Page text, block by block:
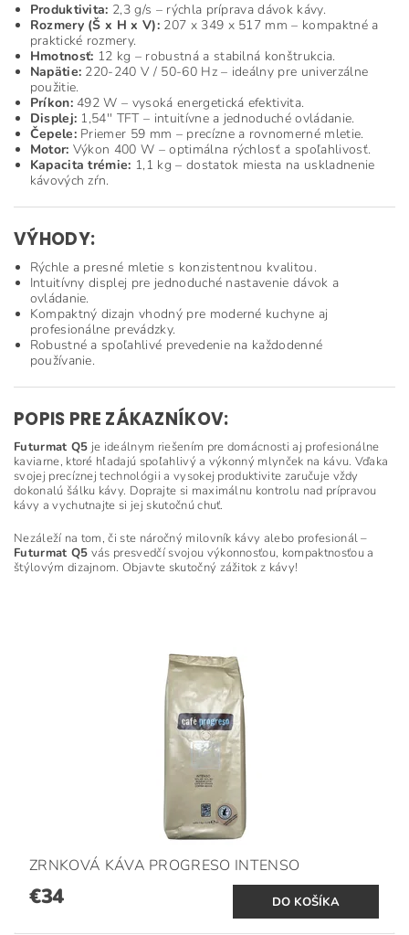
Produktivita: 2,3 g/s – rýchla príprava dávok kávy.
Rozmery (Š x H x V): 207 x 349 x 517 mm – kompaktné a
praktické rozmery.
Hmotnosť: 12 kg – robustná a stabilná konštrukcia.
Napätie: 220-240 V / 50-60 Hz – ideálny pre univerzálne
použitie.
Príkon:492 W – vysoká energetická efektivita.
Displej: 1,54'' TFT – intuitívne a jednoduché ovládanie.
Čepele:Priemer 59 mm – precízne a rovnomerné mletie.
Motor: Výkon 400 W – optimálna rýchlosť a spoľahlivosť.
Kapacita trémie: 1,1 kg – dostatok miesta na uskladnenie
kávových zŕn.
VÝHODY:
Rýchle a presné mletie s konzistentnou kvalitou.
Intuitívny displej pre jednoduché nastavenie dávok a
ovládanie.
Kompaktný dizajn vhodný pre moderné kuchyne aj
profesionálne prevádzky.
Robustné a spoľahlivé prevedenie na každodenné
používanie.
POPIS PRE ZÁKAZNÍKOV:
Futurmat Q5 je ideálnym riešením pre domácnosti aj profesionálne
kaviarne, ktoré hľadajú spoľahlivý a výkonný mlynček na kávu. Vďaka
svojej precíznej technológii a vysokej produktivite zaručuje vždy
dokonalú šálku kávy. Doprajte si maximálnu kontrolu nad prípravou
kávy a vychutnajte si jej skutočnú chuť.
Nezáleží na tom, či ste náročný milovník kávy alebo profesionál –
Futurmat Q5 vás presvedčí svojou výkonnosťou, kompaktnosťou a
štýlovým dizajnom. Objavte skutočný zážitok z kávy!
ZRNKOVÁ KÁVA PROGRESO INTENSO
€34